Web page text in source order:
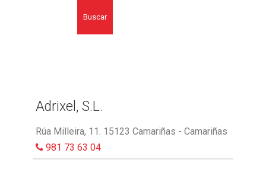
Buscar
Adrixel, S.L.
Rúa Milleira, 11. 15123 Camariñas - Camariñas
981 73 63 04